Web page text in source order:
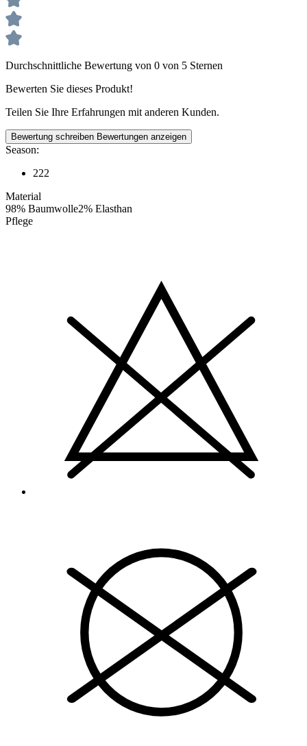
Durchschnittliche Bewertung von 0 von 5 Sternen
Bewerten Sie dieses Produkt!
Teilen Sie Ihre Erfahrungen mit anderen Kunden.
Bewertung schreiben Bewertungen anzeigen
Season:
222
Material
98% Baumwolle2% Elasthan
Pflege